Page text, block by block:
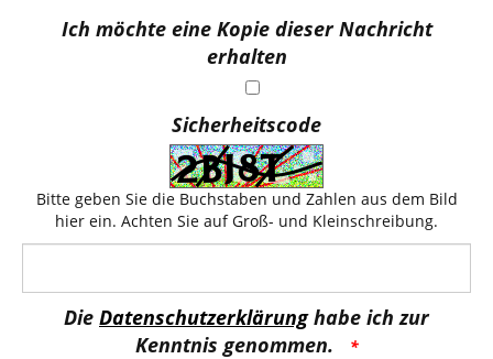
Ich möchte eine Kopie dieser Nachricht
erhalten
Sicherheitscode
Bitte geben Sie die Buchstaben und Zahlen aus dem Bild
hier ein. Achten Sie auf Groß- und Kleinschreibung.
Die Datenschutzerklärunghabe ich zur
Kenntnis genommen.